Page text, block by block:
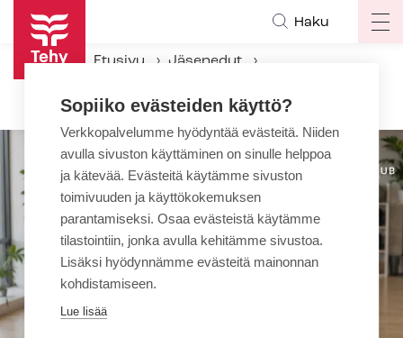
Hyppää
pääsisältöön
Haku
Etusivu
Jäsenedut
Sopiiko evästeiden käyttö?
Verkkopalvelumme hyödyntää evästeitä. Niiden
avulla sivuston käyttäminen on sinulle helppoa
ja kätevää. Evästeitä käytämme sivuston
toimivuuden ja käyttökokemuksen
parantamiseksi. Osaa evästeistä käytämme
tilastointiin, jonka avulla kehitämme sivustoa.
Lisäksi hyödynnämme evästeitä mainonnan
kohdistamiseen.
Lue lisää